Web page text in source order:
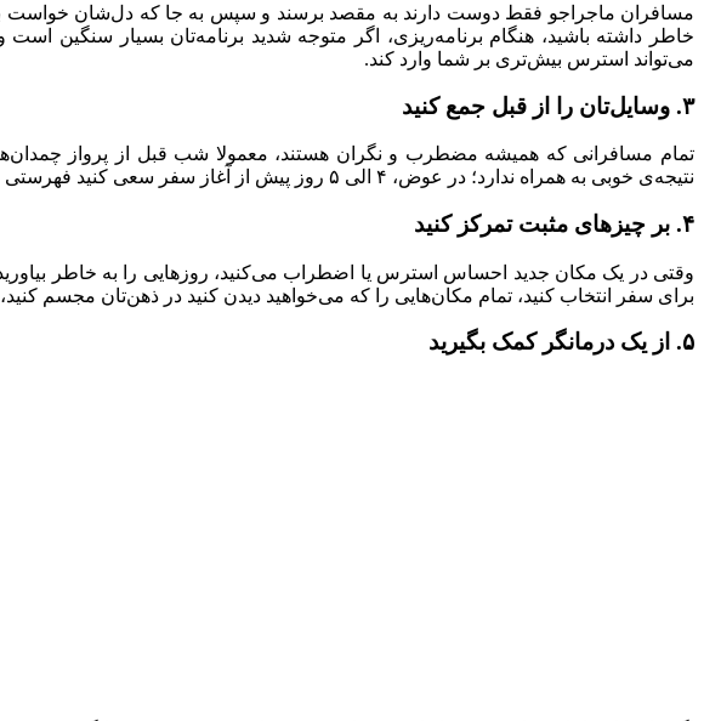
مسافران ماجراجو فقط دوست دارند به مقصد برسند و سپس به جا که دل‌شان خواست
خاطر داشته باشید، هنگام برنامه‌ریزی، اگر متوجه شدید برنامه‌تان بسیار سنگین
می‌تواند استرس بیش‌تری بر شما وارد کند.
۳. وسایل‌تان را از قبل جمع کنید
تمام مسافرانی که همیشه مضطرب و نگران هستند، معمولا شب قبل از پرواز
نتیجه‌ی خوبی به همراه ندارد؛ در عوض، ۴ الی ۵ روز پیش از آغاز سفر سعی کنید فهرستی از وسایلی را که می‌خواهید همراه‌تان ببرید، تهیه کنید؛ آن‌گاه می‌توانید به راحتی تمام وسایل مورد نیازتان را جمع کنید.
۴. بر چیزهای مثبت تمرکز کنید
وقتی در یک مکان جدید احساس استرس یا اضطراب می‌کنید، روزهایی را به خاطر
برای سفر انتخاب کنید، تمام مکان‌هایی را که می‌خواهید دیدن کنید در ذهن‌تان مجسم
۵. از یک درمانگر کمک بگیرید